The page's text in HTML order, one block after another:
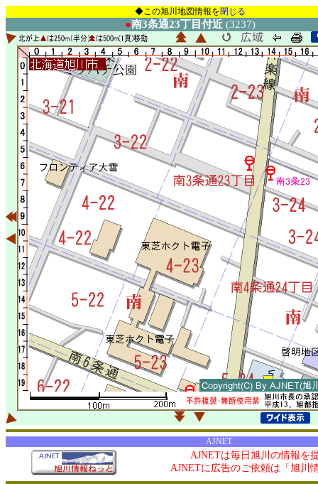
◆この旭川地図情報を閉じる
●南3条通23丁目付近 (3237)
AJNET
AJNETは毎日旭川の情報を
AJNETに広告のご依頼は「旭川